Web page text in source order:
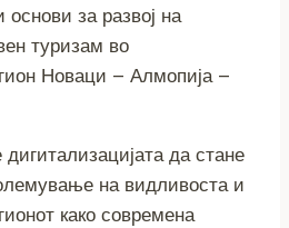
основи за развој на
туризам во
Новаци – Алмопија –
да стане
на видливоста и
како современа